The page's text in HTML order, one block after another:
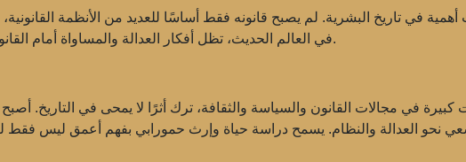
في تاريخ البشرية. لم يصبح قانونه فقط أساسًا للعديد من الأنظمة
في العالم الحديث، تظل أفكار العدالة والمساواة أمام القانون، التي تم تأسيسها في قانون حمورابي، ذات صلة.
في مجالات القانون والسياسة والثقافة، ترك أثرًا لا يمحى في التاريخ.